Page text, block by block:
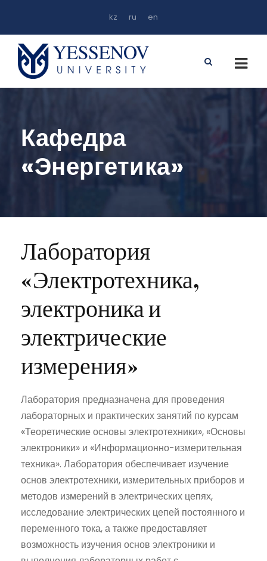
kz ru en
Кафедра
«Энергетика»
Лаборатория
«Электротехника,
электроника и
электрические
измерения»
Лаборатория предназначена для проведения
лабораторных и практических занятий по курсам
«Теоретические основы электротехники», «Основы
электроники» и «Информационно-измерительная
техника». Лаборатория обеспечивает изучение
основ электротехники, измерительных приборов и
методов измерений в электрических цепях,
исследование электрических цепей постоянного и
переменного тока, а также предоставляет
возможность изучения основ электроники и